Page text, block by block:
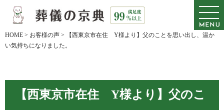
HOME > お客様の声 >
【西東京市在住 Y様より】父のことを思い出し、温か
い気持ちになりました。
【西東京市在住 Y様より】父のこ